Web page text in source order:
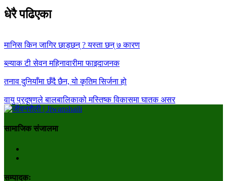
धेरै पढिएका
मानिस किन जागिर छाड्छन् ? यस्ता छन् ७ कारण
ब्ल्याक टी सेवन महिनावारीमा फाइदाजनक
तनाव दुनियाँमा छँदै छैन, यो कृतिम सिर्जना हो
वायु प्रदूषणले बालबालिकाको मस्तिष्क विकासमा घातक असर
सामाजिक संजालमा
सम्पादकः